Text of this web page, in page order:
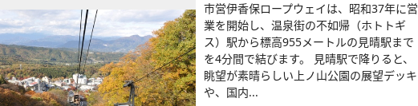
市営伊香保ロープウェイは、昭和37年に営
業を開始し、温泉街の不如帰（ホトトギ
ス）駅から標高955メートルの見晴駅まで
を4分間で結びます。 見晴駅で降りると、
眺望が素晴らしい上ノ山公園の展望デッキ
や、国内...